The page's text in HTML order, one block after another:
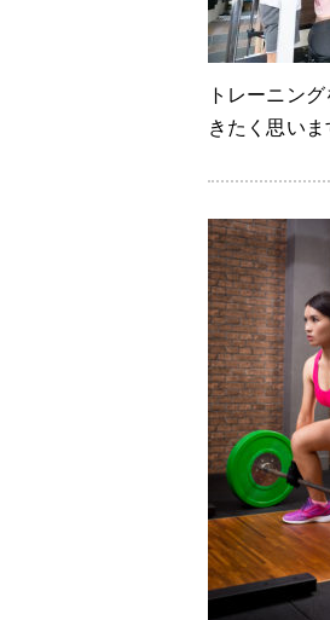
トレーニン
きたく思い